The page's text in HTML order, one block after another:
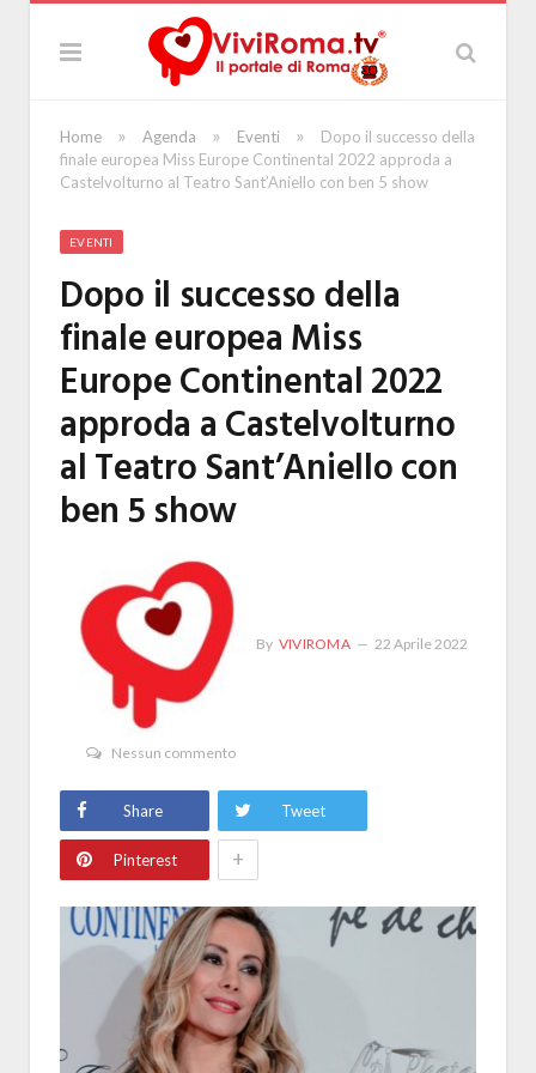
Home » Agenda » Eventi »
Dopo il successo della
finale europea Miss Europe Continental 2022 approda a
Castelvolturno al Teatro Sant’Aniello con ben 5 show
EVENTI
Dopo il successo della
finale europea Miss
Europe Continental 2022
approda a Castelvolturno
al Teatro Sant’Aniello con
ben 5 show
By VIVIROMA 22 Aprile 2022
Nessun commento
Share Tweet
Pinterest +